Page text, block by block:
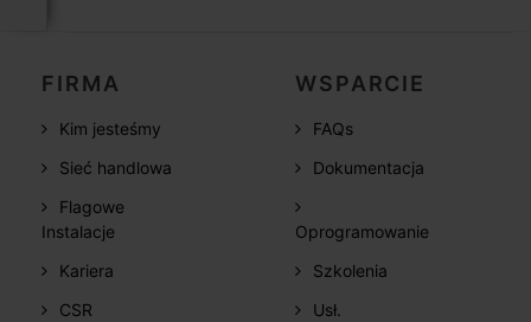
FIRMA
Kim jesteśmy
Sieć handlowa
Flagowe
Instalacje
Kariera
CSR
WSPARCIE
FAQs
Dokumentacja
Oprogramowanie
Szkolenia
Usł.